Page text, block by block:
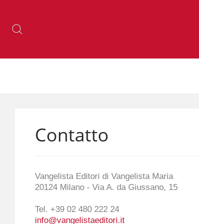
Contatto
Vangelista Editori di Vangelista Maria
20124 Milano - Via A. da Giussano, 15
Tel. +39 02 480 222 24
info@vangelistaeditori.it